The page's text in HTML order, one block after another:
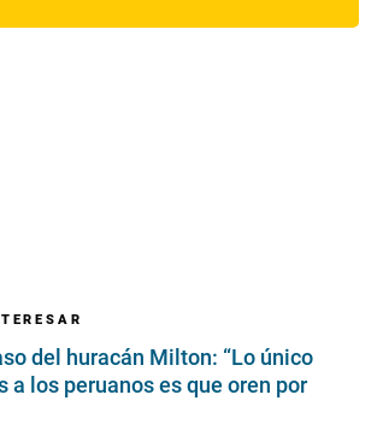
del huracán Milton: “Lo único
a los peruanos es que oren por